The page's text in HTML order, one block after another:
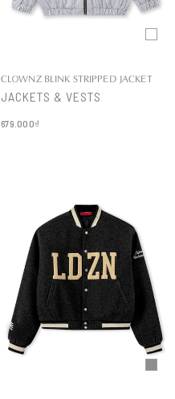
CLOWNZ BLINK STRIPPED JACKET
JACKETS & VESTS
679.000₫